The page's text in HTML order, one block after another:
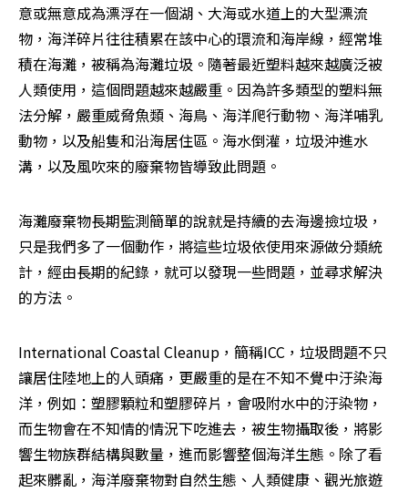
意或無意成為漂浮在一個湖、大海或水道上的大型漂流
物，海洋碎片往往積累在該中心的環流和海岸線，經常堆
積在海灘，被稱為海灘垃圾。隨著最近塑料越來越廣泛被
人類使用，這個問題越來越嚴重。因為許多類型的塑料無
法分解，嚴重威脅魚類、海鳥、海洋爬行動物、海洋哺乳
動物，以及船隻和沿海居住區。海水倒灌，垃圾沖進水
溝，以及風吹來的廢棄物皆導致此問題。
海灘廢棄物長期監測簡單的說就是持續的去海邊撿垃圾，
只是我們多了一個動作，將這些垃圾依使用來源做分類統
計，經由長期的紀錄，就可以發現一些問題，並尋求解決
的方法。
International Coastal Cleanup，簡稱ICC，垃圾問題不只
讓居住陸地上的人頭痛，更嚴重的是在不知不覺中汙染海
洋，例如：塑膠顆粒和塑膠碎片，會吸附水中的汙染物，
而生物會在不知情的情況下吃進去，被生物攝取後，將影
響生物族群結構與數量，進而影響整個海洋生態。除了看
起來髒亂，海洋廢棄物對自然生態、人類健康、觀光旅遊